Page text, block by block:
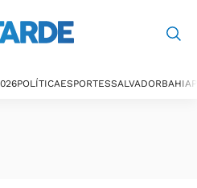
POLÍTICAESPORTESSALVADORBAHIA